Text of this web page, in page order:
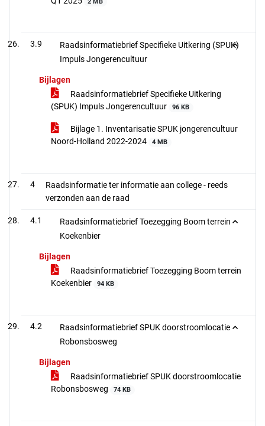
3.9
Raadsinformatiebrief Specifieke Uitkering (SPUK)
Impuls Jongerencultuur
Bijlagen
Raadsinformatiebrief Specifieke Uitkering
(SPUK) Impuls Jongerencultuur
96 KB
Bijlage 1. Inventarisatie SPUK jongerencultuur
Noord-Holland 2022-2024
4 MB
4
Raadsinformatie ter informatie aan college - reeds
verzonden aan de raad
4.1
Raadsinformatiebrief Toezegging Boom terrein
Koekenbier
Bijlagen
Raadsinformatiebrief Toezegging Boom terrein
Koekenbier
94 KB
4.2
Raadsinformatiebrief SPUK doorstroomlocatie
Robonsbosweg
Bijlagen
Raadsinformatiebrief SPUK doorstroomlocatie
Robonsbosweg
74 KB